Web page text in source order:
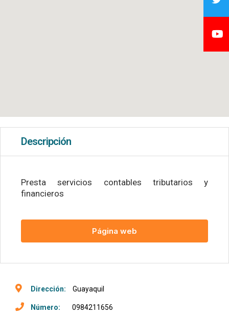
Descripción
Presta servicios contables tributarios y
financieros
Página web
Dirección: Guayaquil
Número: 0984211656